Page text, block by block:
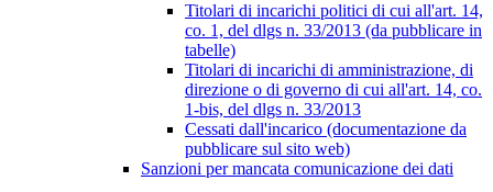
Titolari di incarichi politici di cui all'art. 14,
co. 1, del dlgs n. 33/2013 (da pubblicare in
tabelle)
Titolari di incarichi di amministrazione, di
direzione o di governo di cui all'art. 14, co.
1-bis, del dlgs n. 33/2013
Cessati dall'incarico (documentazione da
pubblicare sul sito web)
Sanzioni per mancata comunicazione dei dati